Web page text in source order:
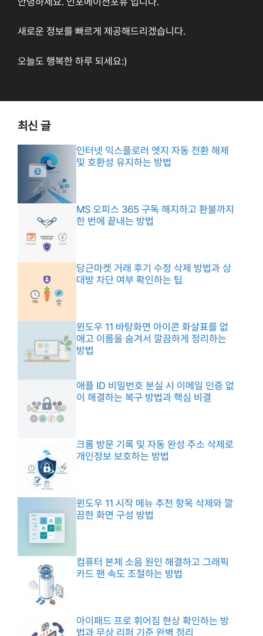
새로운 정보를 빠르게 제공해드리겠습니다.
오늘도 행복한 하루 되세요:)
최신 글
인터넷 익스플로러 엣지 자동 전환 해제
및 호환성 유지하는 방법
MS 오피스 365 구독 해지하고 환불까지
한 번에 끝내는 방법
당근마켓 거래 후기 수정 삭제 방법과 상
대방 차단 여부 확인하는 팁
윈도우 11 바탕화면 아이콘 화살표를 없
애고 이름을 숨겨서 깔끔하게 정리하는
방법
애플 ID 비밀번호 분실 시 이메일 인증 없
이 해결하는 복구 방법과 핵심 비결
크롬 방문 기록 및 자동 완성 주소 삭제로
개인정보 보호하는 방법
윈도우 11 시작 메뉴 추천 항목 삭제와 깔
끔한 화면 구성 방법
컴퓨터 본체 소음 원인 해결하고 그래픽
카드 팬 속도 조절하는 방법
아이패드 프로 휘어짐 현상 확인하는 방
법과 무상 리퍼 기준 완벽 정리